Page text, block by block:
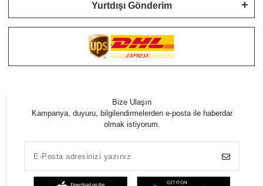
Yurtdışı Gönderim
Bize Ulaşın
Kampanya, duyuru, bilgilendirmelerden e-posta ile haberdar
olmak istiyorum.